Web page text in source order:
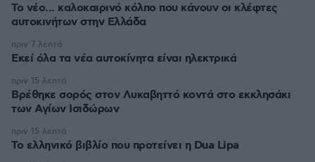
Το νέο... καλοκαιρινό κόλπο που κάνουν οι κλέφτες
αυτοκινήτων στην Ελλάδα
Εκεί όλα τα νέα αυτοκίνητα είναι ηλεκτρικά
πριν 7 λεπτά
Βρέθηκε σορός στον Λυκαβηττό κοντά στο εκκλησάκι
των Αγίων Ισιδώρων
πριν 15 λεπτά
Το ελληνικό βιβλίο που προτείνει η Dua Lipa
πριν 15 λεπτά